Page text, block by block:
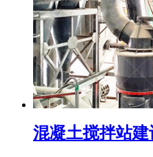
混凝土搅拌站建